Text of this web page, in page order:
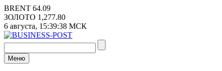
Перейти
к
содержимому
BRENT 64.09
ЗОЛОТО 1,277.80
6 августа, 15:39:38 МСК
Меню